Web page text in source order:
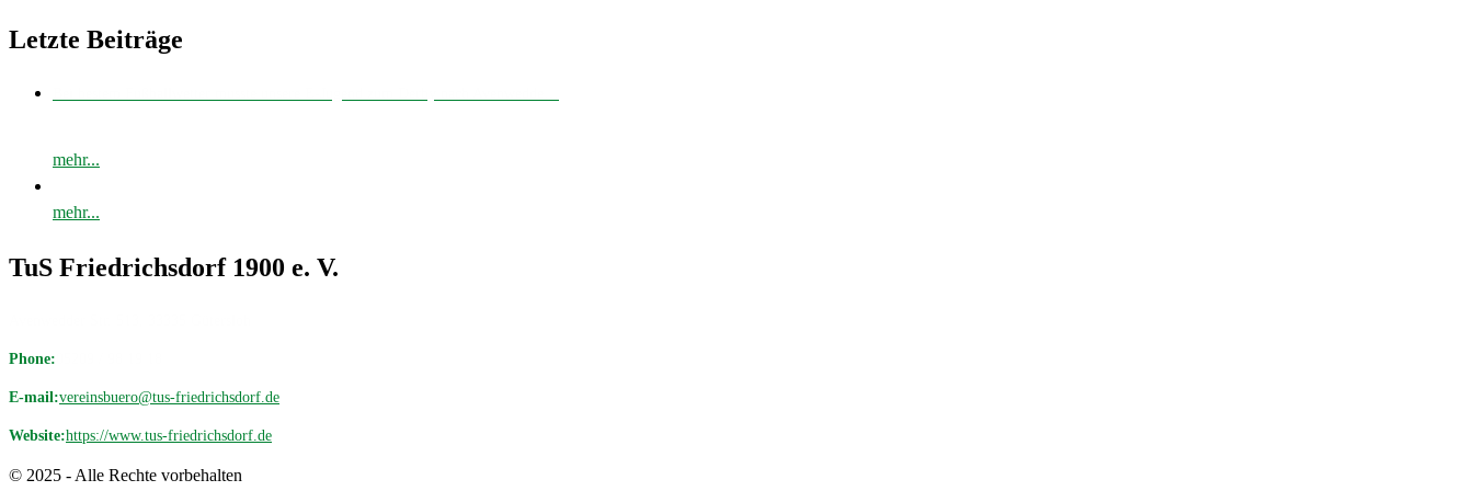
Letzte Beiträge
mehr...
mehr...
TuS Friedrichsdorf 1900 e. V.
Phone:
E-mail:vereinsbuero@tus-friedrichsdorf.de
Website:https://www.tus-friedrichsdorf.de
© 2025 - Alle Rechte vorbehalten